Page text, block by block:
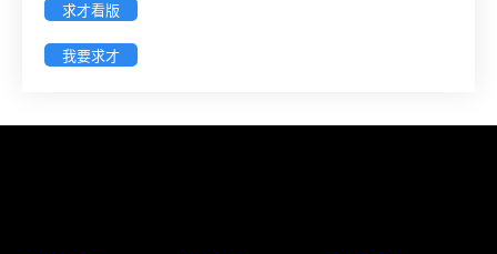
入校扎根計畫講師之會員(8/14前線上表單登記)
求才看版
我要求才